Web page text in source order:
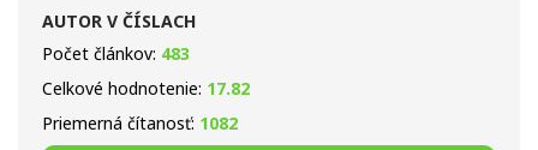
AUTOR V ČÍSLACH
Počet článkov: 483
Celkové hodnotenie: 17.82
Priemerná čítanosť: 1082